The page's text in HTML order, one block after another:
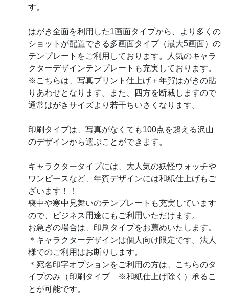
す。
はがき全面を利用した1画面タイプから、より多くの
ショットが配置できる多画面タイプ（最大5画面）の
テンプレートをご利用しております。人気のキャラ
クターデザインテンプレートも充実しております。
※こちらは、写真プリント仕上げ＋年賀はがきの貼
りあわせとなります。また、四方を断裁しますので
通常はがきサイズより若干ちいさくなります。
印刷タイプは、写真がなくても100点を超える沢山
のデザインから選ぶことができます。
キャラクタータイプには、大人気の妖怪ウォッチや
ワンピースなど、年賀デザインには和紙仕上げもご
ざいます！！
喪中や寒中見舞いのテンプレートも充実しています
ので、ビジネス用途にもご利用いただけます。
お急ぎの場合は、印刷タイプをお薦めいたします。
＊キャラクターデザインは個人向け限定です。法人
様でのご利用はお断りします。
＊宛名印字オプションをご利用の方は、こちらのタ
イプのみ（印刷タイプ ※和紙仕上げ除く）承るこ
とが可能です。